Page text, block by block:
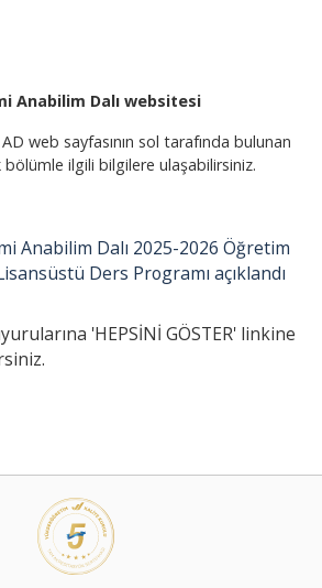
Anabilim Dalı websitesi
web sayfasının sol tarafında bulunan
bölümle ilgili bilgilere ulaşabilirsiniz.
Anabilim Dalı 2025-2026 Öğretim
Ders Programı açıklandı
'HEPSİNİ GÖSTER' linkine